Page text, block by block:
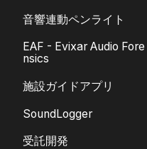
音響連動ペンライト
EAF - Evixar Audio Fore
nsics
施設ガイドアプリ
SoundLogger
受託開発